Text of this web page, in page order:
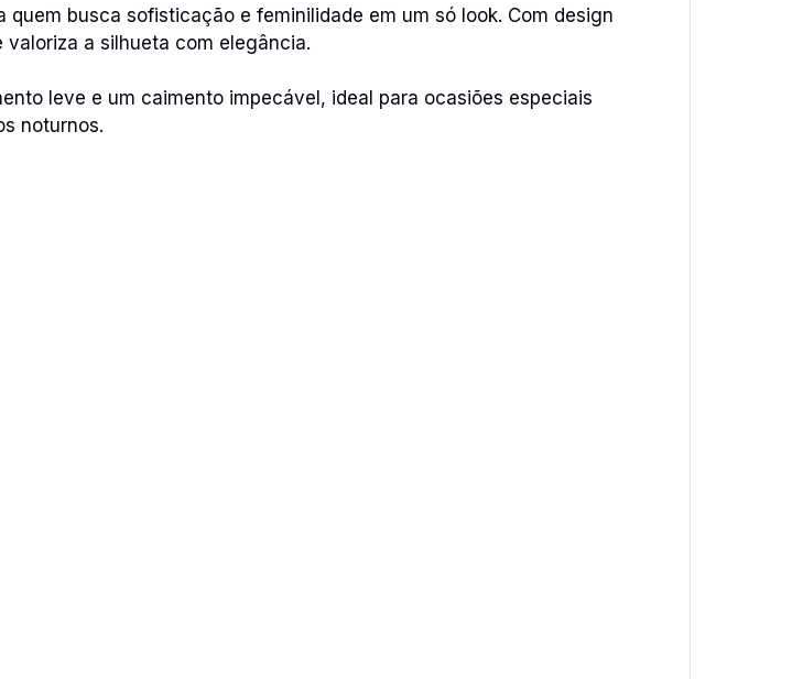
busca sofisticação e feminilidade em um só look. Com design
valoriza a silhueta com elegância.
leve e um caimento impecável, ideal para ocasiões especiais
noturnos.